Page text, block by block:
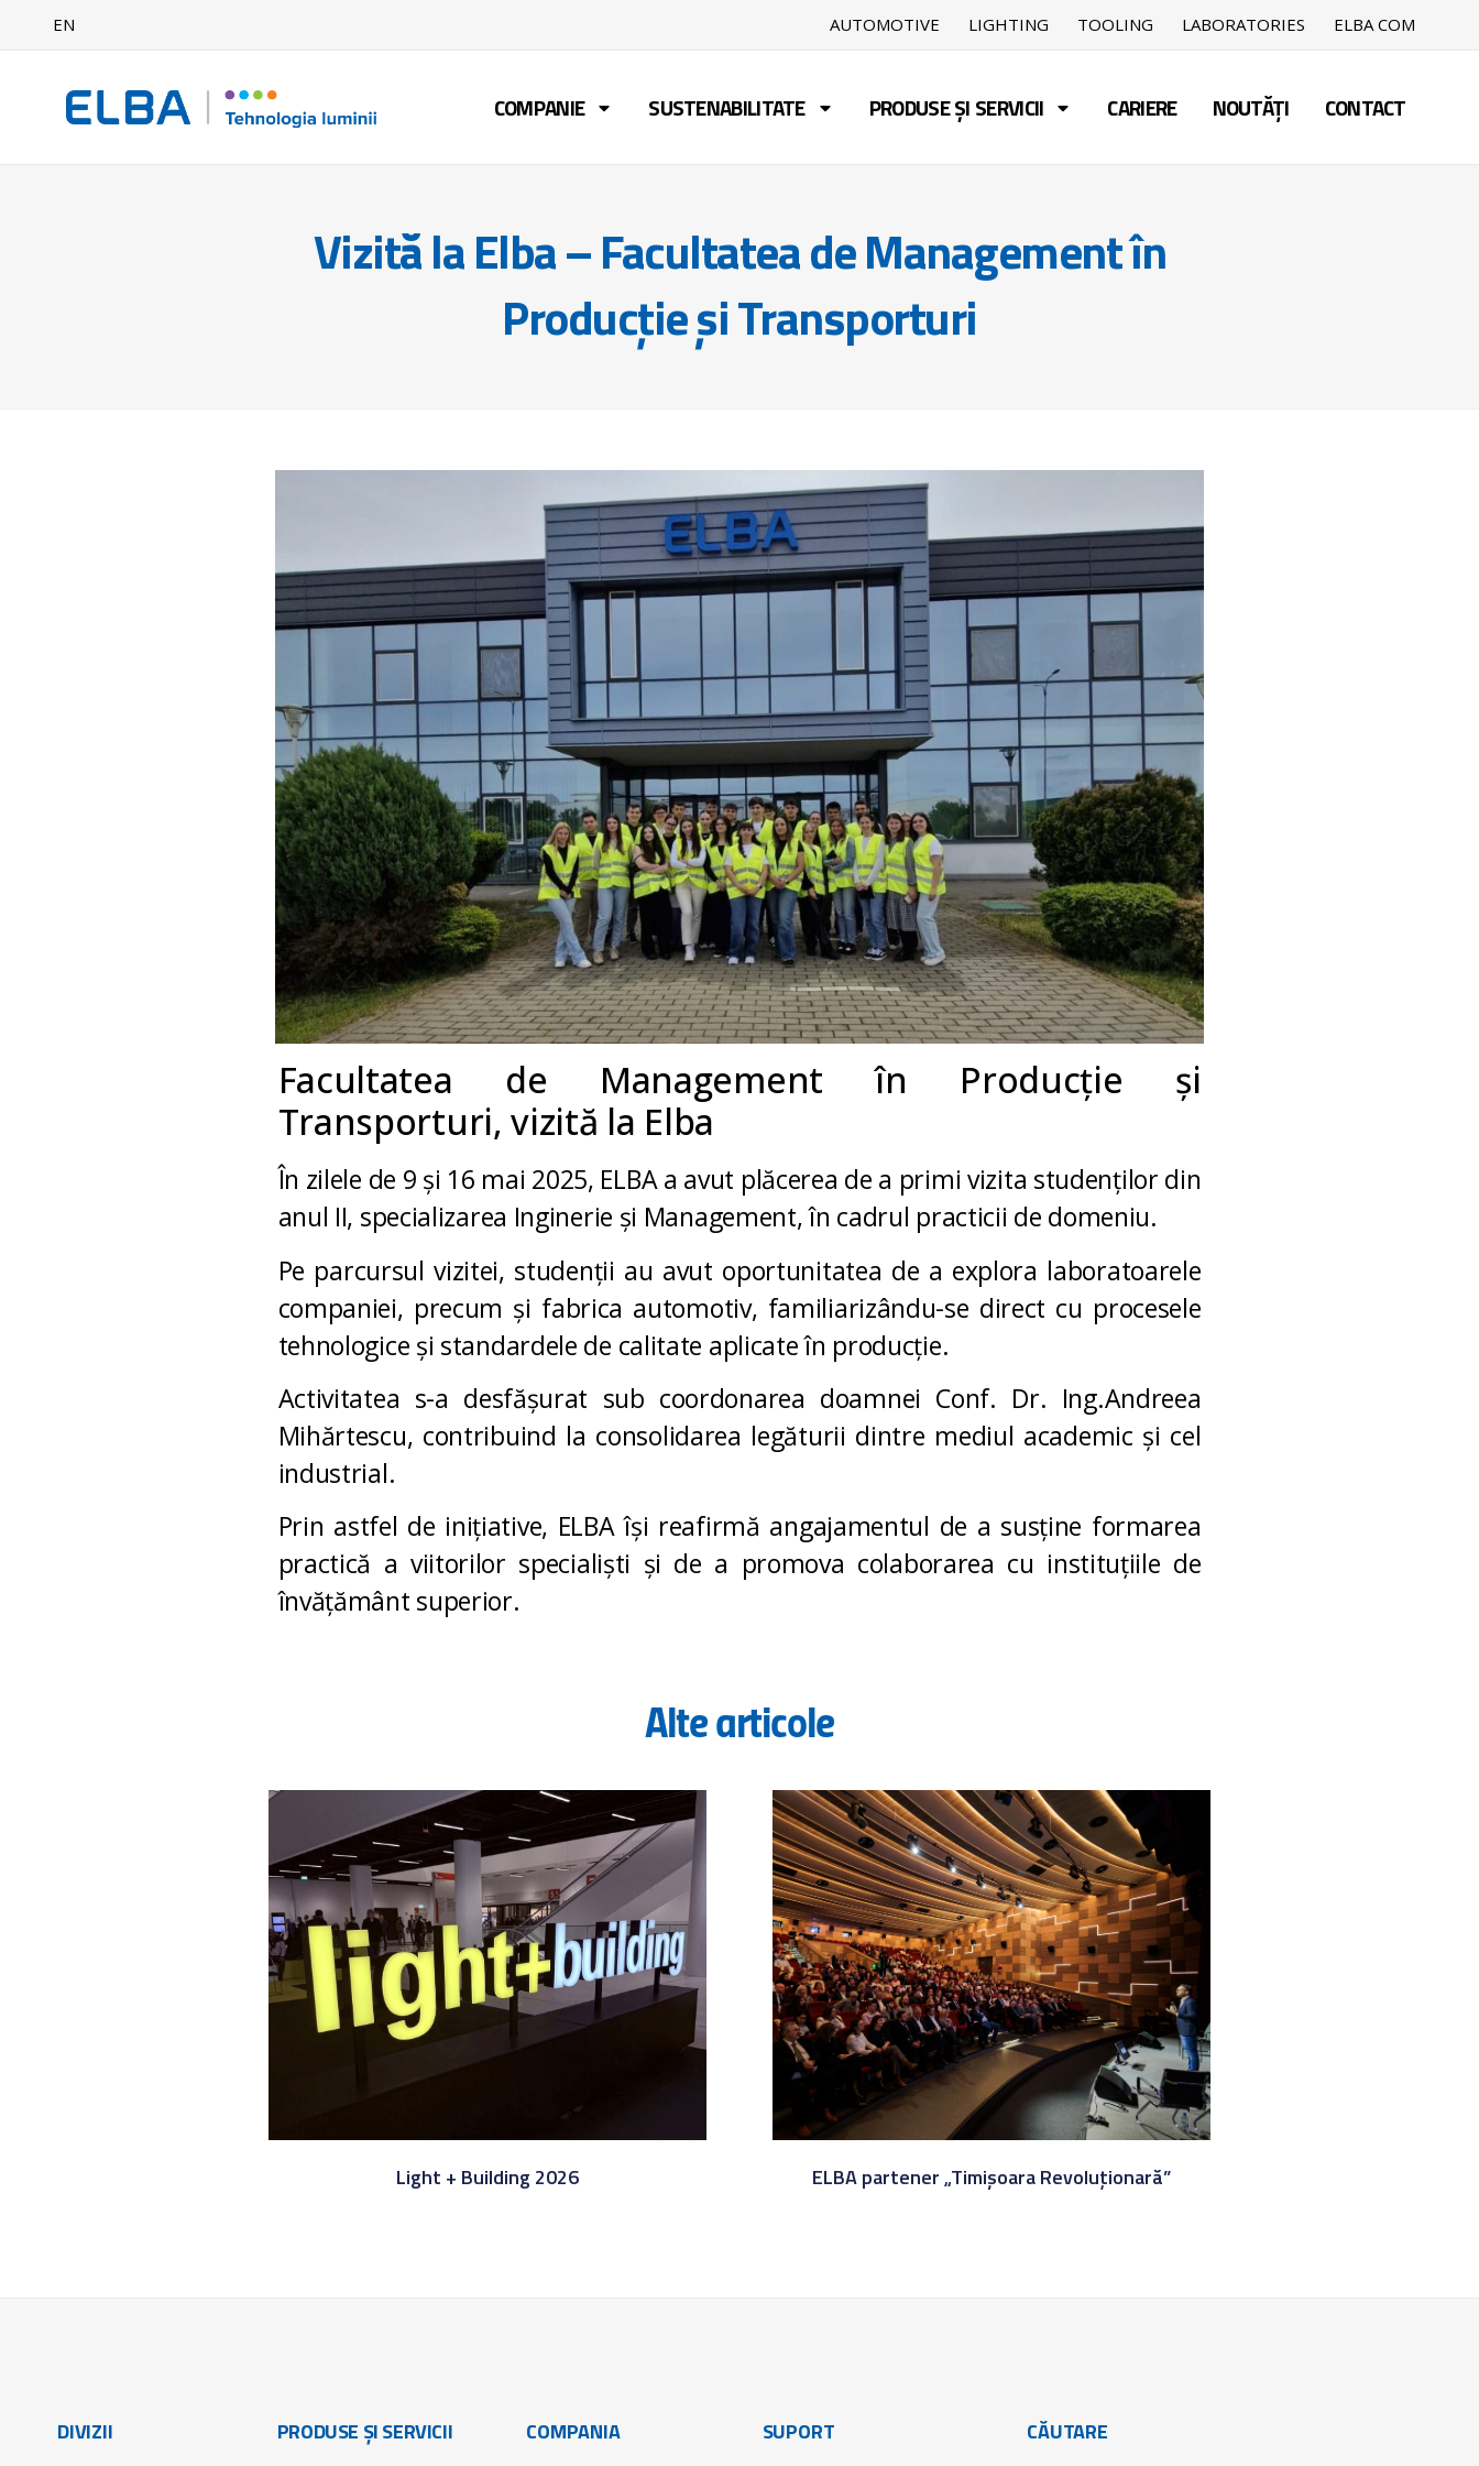
EN AUTOMOTIVE LIGHTING TOOLING LABORATORIES ELBA COM
COMPANIE SUSTENABILITATE PRODUSE ȘI SERVICII CARIERE NOUTĂȚI CONTACT
Vizită la Elba – Facultatea de Management în
Producție și Transporturi
Facultatea de Management în Producție și
Transporturi, vizită la Elba
În zilele de 9 și 16 mai 2025, ELBAa avut plăcerea de a primi vizita studenților din
anul II, specializarea Inginerie și Management, în cadrul practicii de domeniu.
Pe parcursul vizitei, studenții au avut oportunitatea de a explora laboratoarele
companiei, precum și fabrica automotiv, familiarizându-se direct cu procesele
tehnologice și standardele de calitate aplicate în producție.
Activitatea s-a desfășurat sub coordonarea doamnei Conf. Dr. Ing.Andreea
Mihărtescu, contribuind la consolidarea legăturii dintre mediul academic și cel
industrial.
Prin astfel de inițiative, ELBA își reafirmă angajamentul de a susține formarea
practică a viitorilor specialiști și de a promova colaborarea cu instituțiile de
învățământ superior.
Alte articole
Light + Building 2026 ELBA partener „Timișoara Revoluționară”
DIVIZII PRODUSE ȘI SERVICII COMPANIA SUPORT CĂUTARE